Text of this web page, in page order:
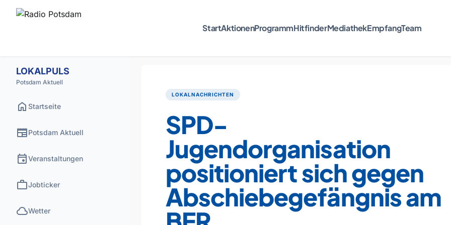
StartAktionenProgrammHitfinderMediathekEmpfangTeam
LOKALPULS
Potsdam Aktuell
home Startseite
newspaperPotsdam Aktuell
eventVeranstaltungen
workJobticker
cloudWetter
LOKALNACHRICHTEN
SPD-
Jugendorganisation
positioniert sich gegen
Abschiebegefängnis am